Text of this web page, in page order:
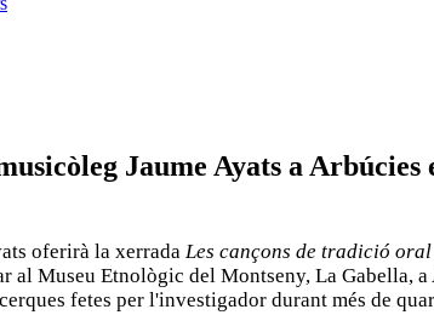
Jaume Ayats a
oferirà la xerrada Les cançons de tradició
al Museu Etnològic del Montseny, La Gabella,
fetes per l'investigador durant més de